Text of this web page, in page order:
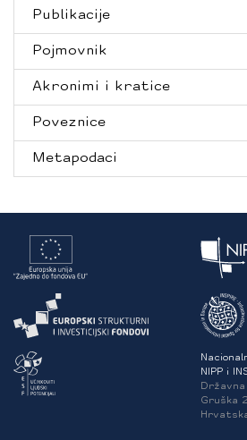
Publikacije
Pojmovnik
Akronimi i kratice
Poveznice
Metapodaci
NIPP i
Gruška